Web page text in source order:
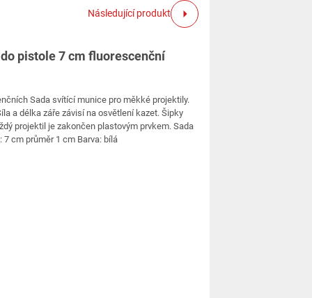
Následující produkt
pistole 7 cm fluorescenční
Sada svítící munice pro měkké projektily.
a délka záře závisí na osvětlení kazet. Šipky
projektil je zakončen plastovým prvkem. Sada
7 cm průměr 1 cm Barva: bílá